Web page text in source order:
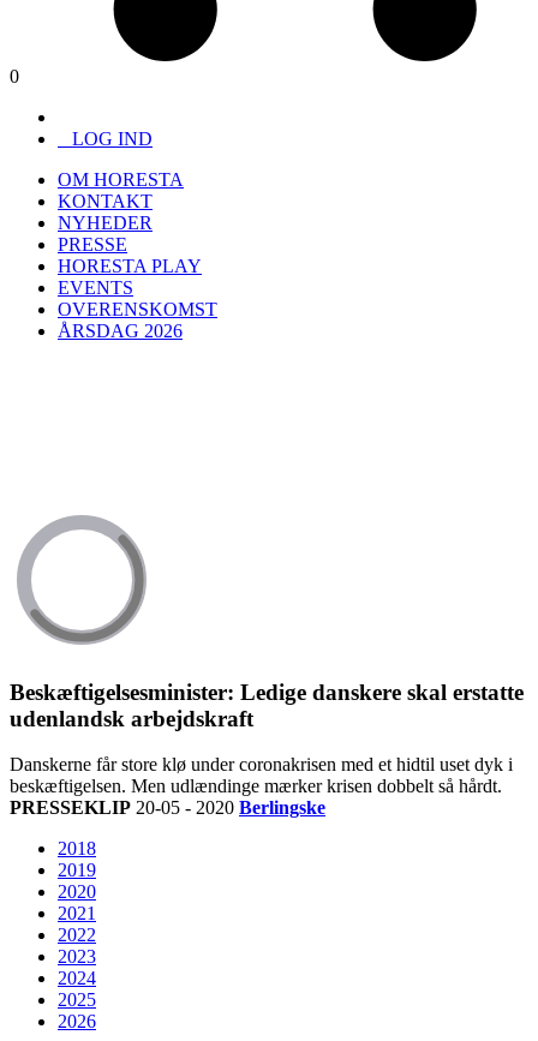
0
LOG IND
OM HORESTA
KONTAKT
NYHEDER
PRESSE
HORESTA PLAY
EVENTS
OVERENSKOMST
ÅRSDAG 2026
Beskæftigelsesminister: Ledige danskere skal erstatte
udenlandsk arbejdskraft
Danskerne får store klø under coronakrisen med et hidtil uset dyk i
beskæftigelsen. Men udlændinge mærker krisen dobbelt så hårdt.
PRESSEKLIP 20-05 - 2020 Berlingske
2018
2019
2020
2021
2022
2023
2024
2025
2026